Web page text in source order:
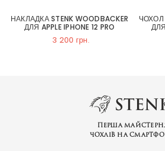
НАКЛАДКА STENK WOODBACKER
ДЛЯ APPLE IPHONE 12 PRO
3 200 грн.
ЧОХОЛ
ДЛЯ
Перша
чохлів на